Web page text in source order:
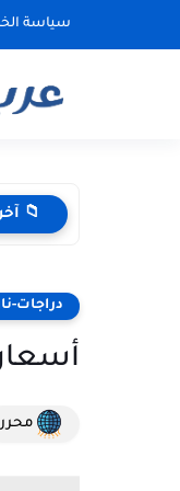
سياسة
📁
دراجات-
أسعار
محرر